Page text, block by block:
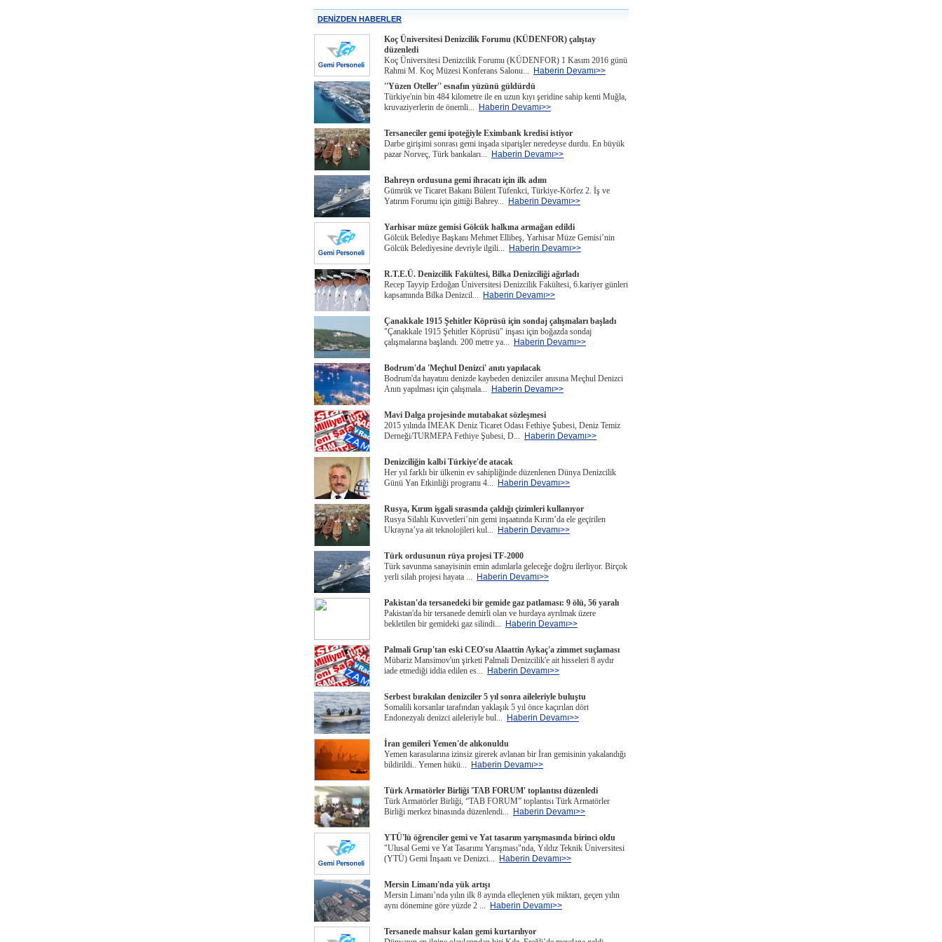
DENİZDEN HABERLER
Koç Üniversitesi Denizcilik Forumu (KÜDENFOR) çalıştay
düzenledi
Koç Üniversitesi Denizcilik Forumu (KÜDENFOR) 1 Kasım 2016 günü
Rahmi M. Koç Müzesi Konferans Salonu...
Haberin Devamı>>
''Yüzen Oteller'' esnafın yüzünü güldürdü
Türkiye'nin bin 484 kilometre ile en uzun kıyı şeridine sahip kenti Muğla,
kruvaziyerlerin de önemli...
Haberin Devamı>>
Tersaneciler gemi ipoteğiyle Eximbank kredisi istiyor
Darbe girişimi sonrası gemi inşada siparişler neredeyse durdu. En büyük
pazar Norveç, Türk bankaları...
Haberin Devamı>>
Bahreyn ordusuna gemi ihracatı için ilk adım
Gümrük ve Ticaret Bakanı Bülent Tüfenkci, Türkiye-Körfez 2. İş ve
Yatırım Forumu için gittiği Bahrey...
Haberin Devamı>>
Yarhisar müze gemisi Gölcük halkına armağan edildi
Gölcük Belediye Başkanı Mehmet Ellibeş, Yarhisar Müze Gemisi’nin
Gölcük Belediyesine devriyle ilgili...
Haberin Devamı>>
R.T.E.Ü. Denizcilik Fakültesi, Bilka Denizciliği ağırladı
Recep Tayyip Erdoğan Üniversitesi Denizcilik Fakültesi, 6.kariyer günleri
kapsamında Bilka Denizcil...
Haberin Devamı>>
Çanakkale 1915 Şehitler Köprüsü için sondaj çalışmaları başladı
"Çanakkale 1915 Şehitler Köprüsü" inşası için boğazda sondaj
çalışmalarına başlandı. 200 metre ya...
Haberin Devamı>>
Bodrum'da 'Meçhul Denizci' anıtı yapılacak
Bodrum'da hayatını denizde kaybeden denizciler anısına Meçhul Denizci
Anıtı yapılması için çalışmala...
Haberin Devamı>>
Mavi Dalga projesinde mutabakat sözleşmesi
2015 yılında İMEAK Deniz Ticaret Odası Fethiye Şubesi, Deniz Temiz
Derneği/TURMEPA Fethiye Şubesi, D...
Haberin Devamı>>
Denizciliğin kalbi Türkiye'de atacak
Her yıl farklı bir ülkenin ev sahipliğinde düzenlenen Dünya Denizcilik
Günü Yan Etkinliği programı 4...
Haberin Devamı>>
Rusya, Kırım işgali sırasında çaldığı çizimleri kullanıyor
Rusya Silahlı Kuvvetleri’nin gemi inşaatında Kırım’da ele geçirilen
Ukrayna’ya ait teknolojileri kul...
Haberin Devamı>>
Türk ordusunun rüya projesi TF-2000
Türk savunma sanayisinin emin adımlarla geleceğe doğru ilerliyor. Birçok
yerli silah projesi hayata ...
Haberin Devamı>>
Pakistan'da tersanedeki bir gemide gaz patlaması: 9 ölü, 56 yaralı
Pakistan'da bir tersanede demirli olan ve hurdaya ayrılmak üzere
bekletilen bir gemideki gaz silindi...
Haberin Devamı>>
Palmali Grup'tan eski CEO'su Alaattin Aykaç'a zimmet suçlaması
Mübariz Mansimov'un şirketi Palmali Denizcilik'e ait hisseleri 8 aydır
iade etmediği iddia edilen es...
Haberin Devamı>>
Serbest bırakılan denizciler 5 yıl sonra aileleriyle buluştu
Somalili korsanlar tarafından yaklaşık 5 yıl önce kaçırılan dört
Endonezyalı denizci aileleriyle bul...
Haberin Devamı>>
İran gemileri Yemen'de alıkonuldu
Yemen karasularına izinsiz girerek avlanan bir İran gemisinin yakalandığı
bildirildi.. Yemen hükü...
Haberin Devamı>>
Türk Armatörler Birliği 'TAB FORUM' toplantısı düzenledi
Türk Armatörler Birliği, “TAB FORUM” toplantısı Türk Armatörler
Birliği merkez binasında düzenlendi...
Haberin Devamı>>
YTÜ'lü öğrenciler gemi ve Yat tasarım yarışmasında birinci oldu
"Ulusal Gemi ve Yat Tasarımı Yarışması"nda, Yıldız Teknik Üniversitesi
(YTÜ) Gemi İnşaatı ve Denizci...
Haberin Devamı>>
Mersin Limanı'nda yük artışı
Mersin Limanı’nda yılın ilk 8 ayında elleçlenen yük miktarı, geçen yılın
aynı dönemine göre yüzde 2 ...
Haberin Devamı>>
Tersanede mahsur kalan gemi kurtarılıyor